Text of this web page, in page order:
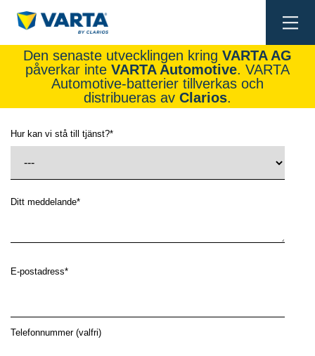
Den senaste utvecklingen kring VARTA AG
påverkar inte VARTA Automotive. VARTA
Automotive-batterier tillverkas och
distribueras av Clarios.
Hur kan vi stå till tjänst?*
Ditt meddelande*
E-postadress*
Telefonnummer (valfri)